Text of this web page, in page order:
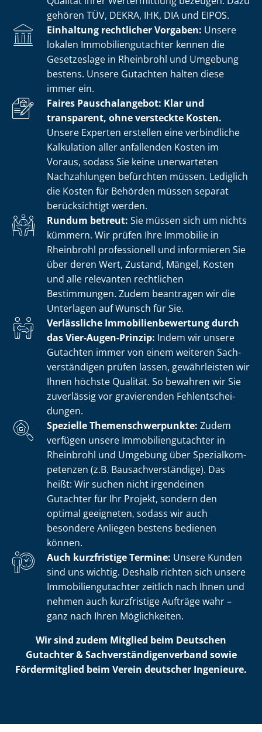
gehören TÜV, DEKRA, IHK, DIA und EIPOS.
Einhaltung rechtlicher Vorgaben: Unsere
lokalen Im­mo­bi­li­en­gut­ach­ter kennen die
Gesetzeslage in Rheinbrohl und Umgebung
bestens. Unsere Gutachten halten diese
immer ein.
Faires Pauschalangebot: Klar und
transparent, ohne versteckte Kosten.
Unsere Experten erstellen eine verbindliche
Kalkulation aller anfallenden Kosten im
Voraus, sodass Sie keine unerwarteten
Nachzahlungen befürchten müssen. Lediglich
die Kosten für Behörden müssen separat
berücksichtigt werden.
Rundum betreut: Sie müssen sich um nichts
kümmern. Wir prüfen Ihre Immobilie in
Rheinbrohl professionell und informieren Sie
über deren Wert, Zustand, Mängel, Kosten
und alle relevanten rechtlichen
Bestimmungen. Zudem beantragen wir die
Unterlagen auf Wunsch für Sie.
Verlässliche Im­mo­bi­li­en­be­wer­tung durch
das Vier-Augen-Prinzip: Indem wir unsere
Gutachten immer von einem weiteren Sach­
ver­stän­di­gen prüfen lassen, gewährleisten wir
Ihnen höchste Qualität. So bewahren wir Sie
zuverlässig vor gravierenden Fehl­ent­schei­
dun­gen.
Spezielle The­men­schwer­punk­te: Zudem
verfügen unsere Im­mo­bi­li­en­gut­ach­ter in
Rheinbrohl und Umgebung über Spe­zi­al­kom­
pe­ten­zen (z.B. Bau­sach­ver­stän­di­ge). Das
heißt: Wir suchen nicht irgendeinen
Gutachter für Ihr Projekt, sondern den
optimal geeigneten, sodass wir auch
besondere Anliegen bestens bedienen
können.
Auch kurzfristige Termine: Unsere Kunden
sind uns wichtig. Deshalb richten sich unsere
Im­mo­bi­li­en­gut­ach­ter zeitlich nach Ihnen und
nehmen auch kurzfristige Aufträge wahr –
ganz nach Ihren Möglichkeiten.
Wir sind zudem Mitglied beim Deutschen
Gutachter & Sach­ver­stän­di­gen­ver­band sowie
Fördermitglied beim Verein deutscher Ingenieure.